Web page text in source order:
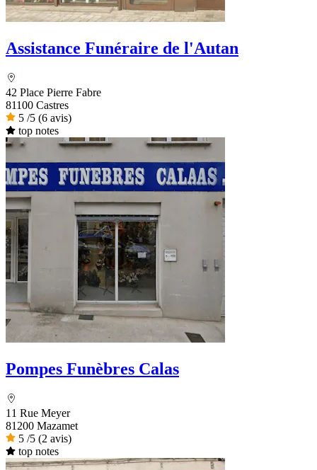
Assistance Funéraire de l'Autan
42 Place Pierre Fabre
81100 Castres
5 /5 (6 avis)
top notes
Pompes Funèbres Calas
11 Rue Meyer
81200 Mazamet
5 /5 (2 avis)
top notes